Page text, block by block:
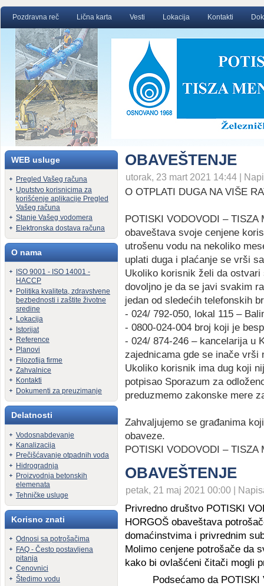
Pozdravna reč Lična karta Vesti Lokacija Kontakti
WEB usluge
Pregled Vašeg računa
Uputstvo korisnicima za
korišćenje aplikacije Pregled
Vašeg računa
Stanje Vašeg vodomera
Elektronska dostava računa
O nama
ISO 9001 - ISO 14001 -
HACCP
Politika kvaliteta, zdravstvene
bezbednosti i zaštite životne
sredine
Lokacija
Istorijat
Reference
Planovi
Filozofija firme
Zahvalnice
Kontakti
Dokumenti za preuzimanje
Delatnosti
Vodosnabdevanje
Kanalizacija
Prečišćavanje otpadnih voda
Hidrogradnja
Proizvodnja betonskih
elemenata
Tehničke usluge
Korisno znati
Odnosi sa potrošačima
FAQ - Često postavljena
pitanja
Cenovnici
Štedimo vodu
OBAVEŠTENJE
utorak, 23 mart 2021 14:44 |
O OTPLATI DUGA NA VIŠE
POTISKI VODOVODI – TISZA
obaveštava svoje cenjene
utrošenu vodu na nekoliko
uplati duga i plaćanje se vrši
Ukoliko korisnik želi da
dovoljno je da se javi svakim
jedan od sledećih telefonskih
- 024/ 792-050, lokal 115 –
- 0800-024-004 broj koji je
- 024/ 874-246 – kancelarija u
zajednicama gde se inače vrši
Ukoliko korisnik ima dug koji
potpisao Sporazum za
preduzmemo zakonske mere
Zahvaljujemo se građanima
obaveze.
POTISKI VODOVODI – TISZA
OBAVEŠTENJE
petak, 21 maj 2021 00:00 |
Privredno društvo POTISKI
HORGOŠ obaveštava
domaćinstvima i privrednim
Molimo cenjene potrošače da
kako bi ovlašćeni čitači mogli
Podsećamo da